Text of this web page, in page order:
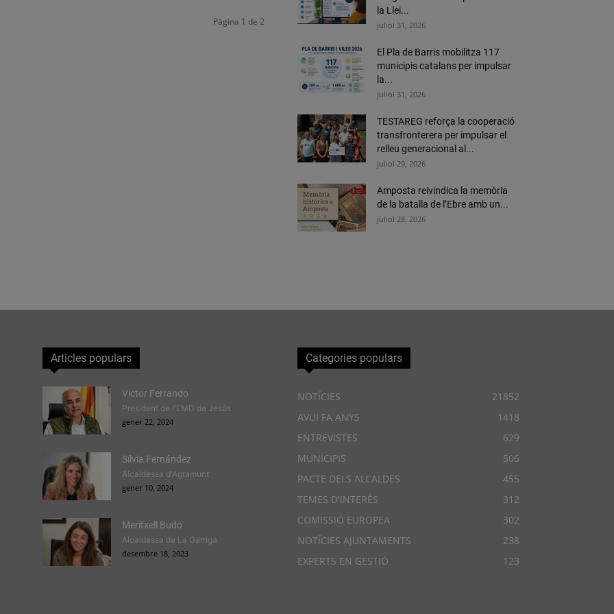
Pàgina 1 de 2
la Llei...
juliol 31, 2026
El Pla de Barris mobilitza 117
municipis catalans per impulsar
la...
juliol 31, 2026
TESTAREG reforça la cooperació
transfronterera per impulsar el
relleu generacional al...
juliol 29, 2026
Amposta reivindica la memòria
de la batalla de l’Ebre amb un...
juliol 28, 2026
Articles populars
Victor Ferrando
President de l'EMD de Jesús
gener 22, 2024
Sílvia Fernández
Alcaldessa d'Agramunt
gener 10, 2024
Meritxell Budó
Alcaldessa de La Garriga
desembre 18, 2023
Categories populars
NOTÍCIES
21852
AVUI FA ANYS
1418
ENTREVISTES
629
MUNICIPIS
506
PACTE DELS ALCALDES
455
TEMES D'INTERÈS
312
COMISSIÓ EUROPEA
302
NOTÍCIES AJUNTAMENTS
238
EXPERTS EN GESTIÓ
123